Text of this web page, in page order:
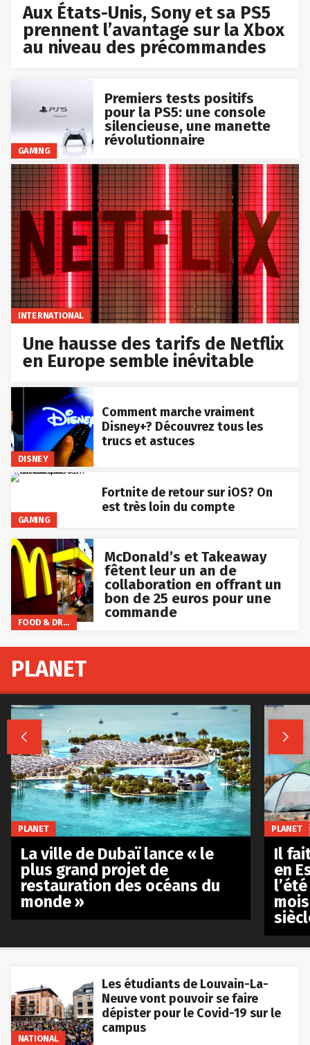
Aux États-Unis, Sony et sa PS5
prennent l’avantage sur la Xbox
au niveau des précommandes
GAMING
Premiers tests positifs
pour la PS5: une console
silencieuse, une manette
révolutionnaire
INTERNATIONAL
Une hausse des tarifs de Netflix
en Europe semble inévitable
DISNEY
Comment marche vraiment
Disney+? Découvrez tous les
trucs et astuces
GAMING
Fortnite de retour sur iOS? On
est très loin du compte
McDonald’s et Takeaway
fêtent leur un an de
collaboration en offrant un
bon de 25 euros pour une
commande
NATIONAL
Les étudiants de Louvain-La-
Neuve vont pouvoir se faire
dépister pour le Covid-19 sur le
campus
PLANET
 
PLANET
La ville de Dubaï lance « le
plus grand projet de
restauration des océans du
monde »
PLANET
Il
en